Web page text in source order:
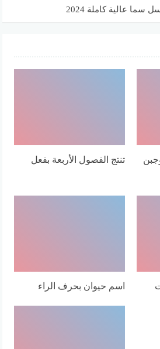
عالية كاملة 2024
تنتج الفصول الأربعة بفعل
اسم حيوان بحرف الراء